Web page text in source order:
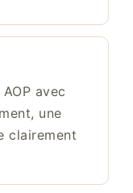
avec
une
clairement